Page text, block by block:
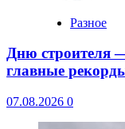
Разное
Дню строителя
главные
07.08.2026 0